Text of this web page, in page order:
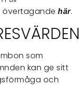
övertagandehär.
som
kan ge sitt
och